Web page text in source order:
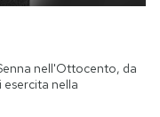
nell'Ottocento, da
esercita nella